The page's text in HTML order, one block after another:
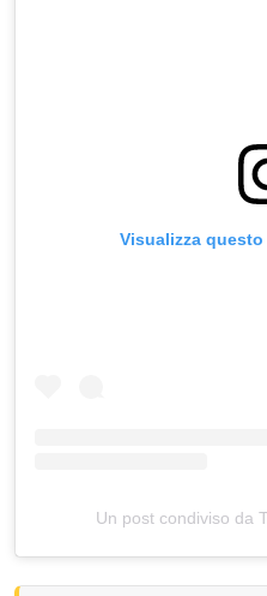
Visualizza
Un post condiviso da